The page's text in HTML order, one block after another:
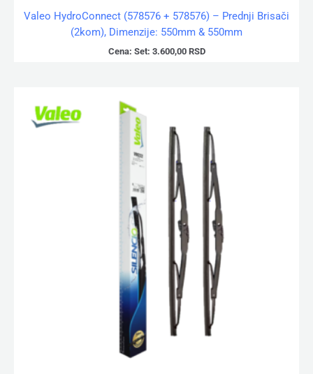
Valeo HydroConnect (578576 + 578576) – Prednji Brisači
(2kom), Dimenzije: 550mm & 550mm
Cena: Set: 3.600,00 RSD